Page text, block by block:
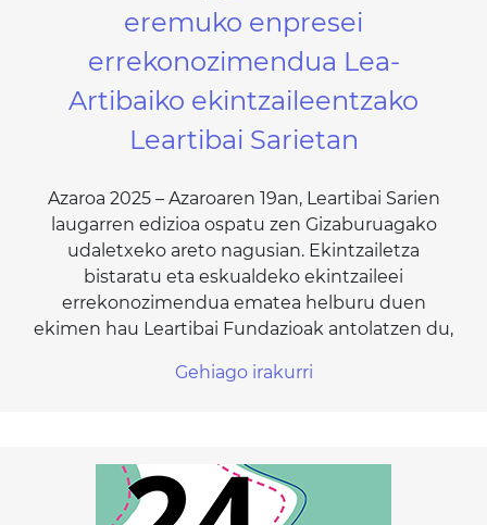
eremuko enpresei
errekonozimendua Lea-
Artibaiko ekintzaileentzako
Leartibai Sarietan
Azaroa 2025 – Azaroaren 19an, Leartibai Sarien
laugarren edizioa ospatu zen Gizaburuagako
udaletxeko areto nagusian. Ekintzailetza
bistaratu eta eskualdeko ekintzaileei
errekonozimendua ematea helburu duen
ekimen hau Leartibai Fundazioak antolatzen du,
Gehiago irakurri